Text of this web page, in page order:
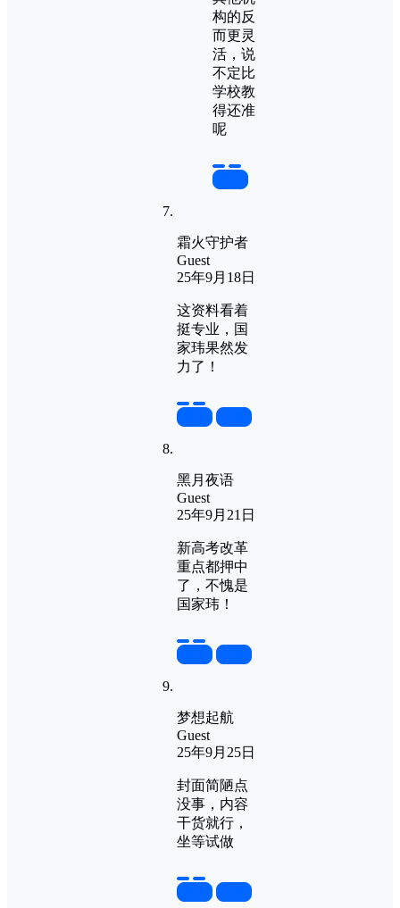
构的反
而更灵
活，说
不定比
学校教
得还准
呢
霜火守护者
Guest
25年9月18日
这资料看着
挺专业，国
家玮果然发
力了！
黑月夜语
Guest
25年9月21日
新高考改革
重点都押中
了，不愧是
国家玮！
梦想起航
Guest
25年9月25日
封面简陋点
没事，内容
干货就行，
坐等试做